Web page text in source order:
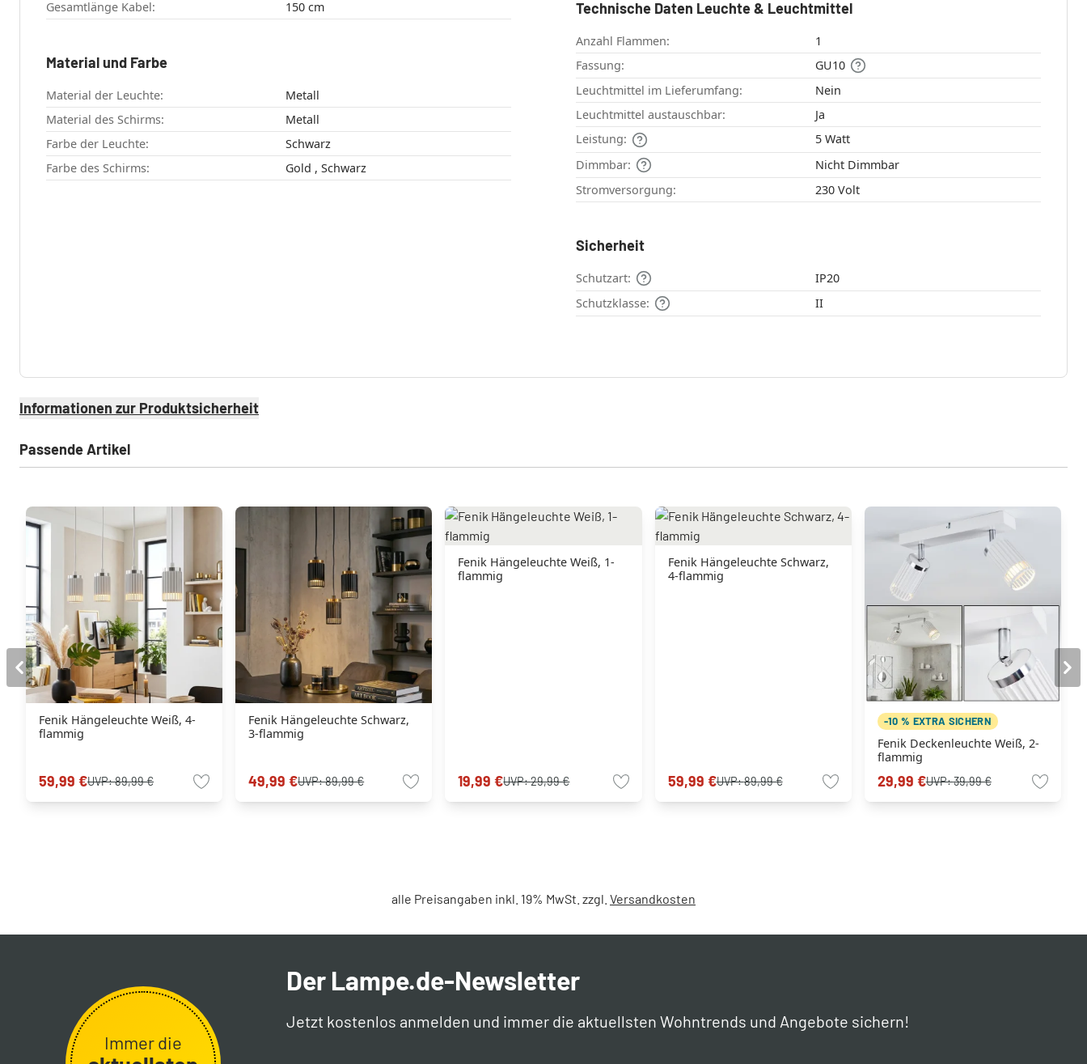
Gesamtlänge Kabel:
150 cm
Material und Farbe
Material der Leuchte:
Metall
Material des Schirms:
Metall
Farbe der Leuchte:
Schwarz
Farbe des Schirms:
Gold , Schwarz
Technische Daten Leuchte & Leuchtmittel
Anzahl Flammen:
1
Fassung:
GU10
Leuchtmittel im Lieferumfang:
Nein
Leuchtmittel austauschbar:
Ja
Leistung:
5 Watt
Dimmbar:
Nicht Dimmbar
Stromversorgung:
230 Volt
Sicherheit
Schutzart:
IP20
Schutzklasse:
II
Informationen zur Produktsicherheit
Passende Artikel
Fenik Hängeleuchte Weiß, 4-
flammig
59,99 €UVP:89,99 €
Fenik Hängeleuchte Schwarz,
3-flammig
49,99 €UVP:89,99 €
Fenik Hängeleuchte Weiß, 1-
flammig
19,99 €UVP:29,99 €
Fenik Hängeleuchte Schwarz,
4-flammig
59,99 €UVP:89,99 €
-10 % EXTRA SICHERN
Fenik Deckenleuchte Weiß, 2-
flammig
29,99 €UVP:39,99 €
alle Preisangaben inkl. 19% MwSt. zzgl. Versandkosten
Immer die
Der Lampe.de-Newsletter
Jetzt kostenlos anmelden und immer die aktuellsten Wohntrends und Angebote sichern!